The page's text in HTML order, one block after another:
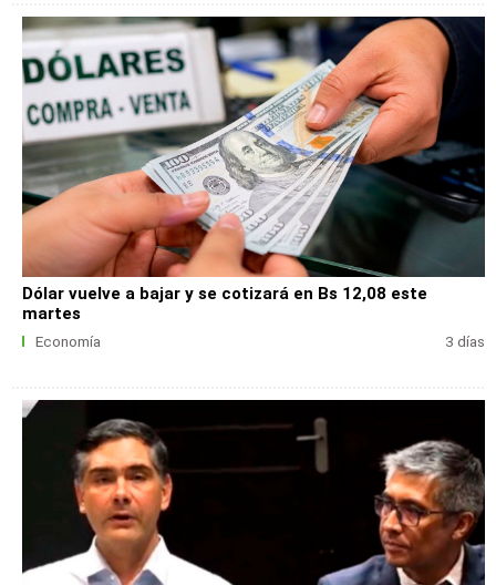
Dólar vuelve a bajar y se cotizará en Bs 12,08 este
martes
Economía 3 días